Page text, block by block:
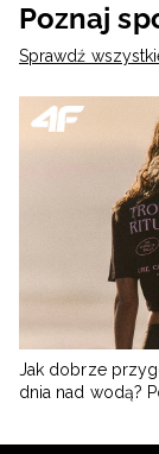
Poznaj
Sprawdź
Jak dobrze
dnia nad wodą?